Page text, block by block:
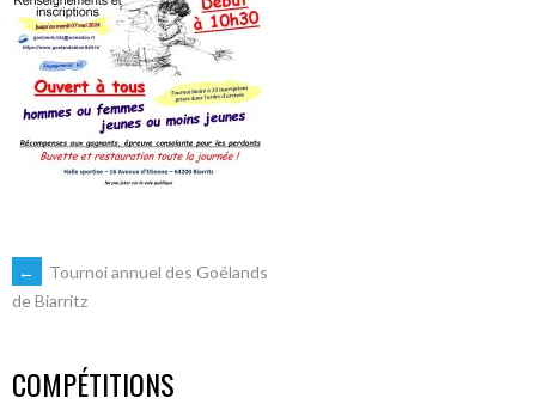
NAVIGATION
←
Tournoi annuel des Goélands
de Biarritz
COMPÉTITIONS